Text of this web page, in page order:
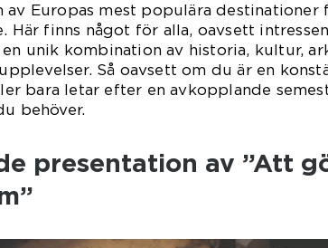
av Europas mest populära destinationer
Här finns något för alla, oavsett
unik kombination av historia, kultur,
Så oavsett om du är en
bara letar efter en avkopplande
behöver.
presentation av ”Att